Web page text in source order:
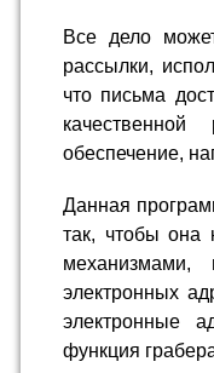
Все дело
рассылки,
что письма
обеспечение,
Данная
так, чтобы она
механизмами,
электронных
электронные
функция